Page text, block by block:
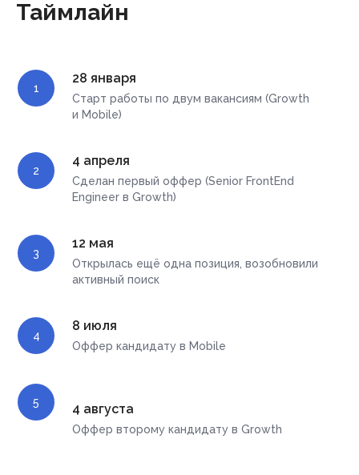
Таймлайн
28 января
Старт работы по двум вакансиям (Growth
и Mobile)
4 апреля
Сделан первый оффер (Senior FrontEnd
Engineer в Growth)
12 мая
Открылась ещё одна позиция, возобновили
активный поиск
8 июля
Оффер кандидату в Mobile
4 августа
Оффер второму кандидату в Growth